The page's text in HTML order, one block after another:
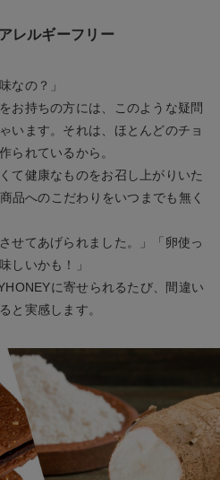
レルギーフリー
なの？」
お持ちの方には、このような疑問
います。それは、ほとんどのチョ
られているから。
て健康なものをお召し上がりいた
品へのこだわりをいつまでも無く
せてあげられました。」「卵使っ
しいかも！」
に寄せられるたび、間違い
と実感します。